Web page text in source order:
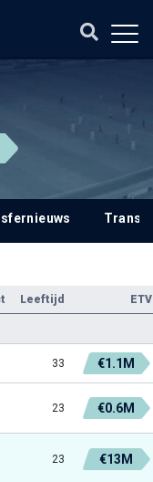
Leeftijd ETV
33 €1.1M
23 €0.6M
23 €13M